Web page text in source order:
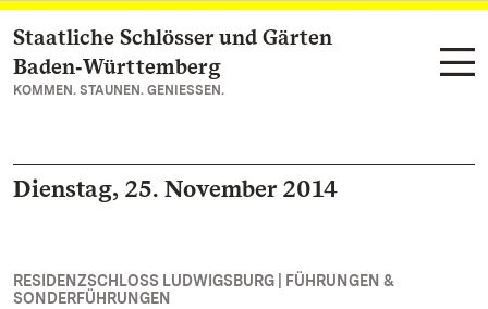
Zum Hauptinhalt springen
Staatliche Schlösser und Gärten
Baden‑Württemberg
KOMMEN. STAUNEN. GENIESSEN.
Dienstag, 25. November 2014
RESIDENZSCHLOSS LUDWIGSBURG | FÜHRUNGEN &
SONDERFÜHRUNGEN